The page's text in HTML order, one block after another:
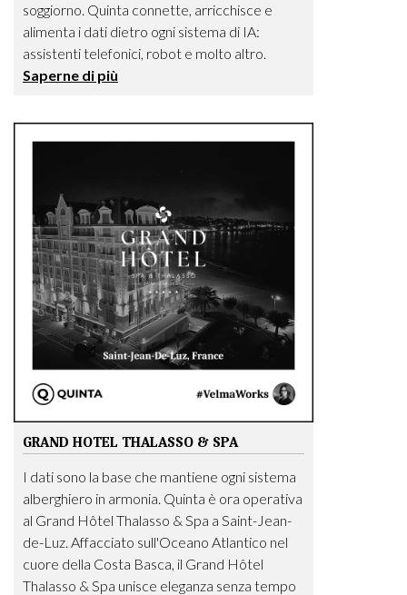
soggiorno. Quinta connette, arricchisce e
alimenta i dati dietro ogni sistema di IA:
assistenti telefonici, robot e molto altro.
Saperne di più
GRAND HOTEL THALASSO & SPA
I dati sono la base che mantiene ogni sistema
alberghiero in armonia. Quinta è ora operativa
al Grand Hôtel Thalasso & Spa a Saint-Jean-
de-Luz. Affacciato sull'Oceano Atlantico nel
cuore della Costa Basca, il Grand Hôtel
Thalasso & Spa unisce eleganza senza tempo